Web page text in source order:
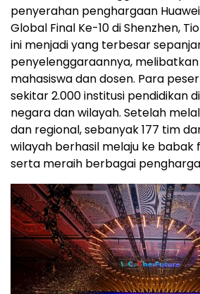
penyerahan penghargaan
Global Final Ke-10 di Shenzhen,
ini menjadi yang terbesar
penyelenggaraannya,
mahasiswa dan dosen. Para
sekitar 2.000 institusi pendidikan
negara dan wilayah. Setelah
dan regional, sebanyak 177 tim
wilayah berhasil melaju ke babak
serta meraih berbagai